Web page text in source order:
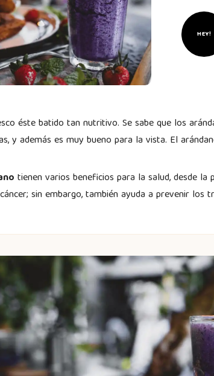
HEY!
éste batido tan nutritivo. Se sabe que los
y además es muy bueno para la vista. El
tienen varios beneficios para la salud, desde la
sin embargo, también ayuda a prevenir